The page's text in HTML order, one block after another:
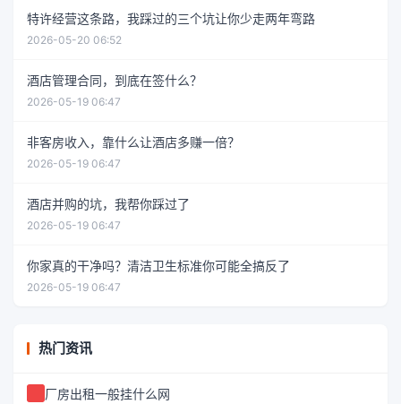
特许经营这条路，我踩过的三个坑让你少走两年弯路
2026-05-20 06:52
酒店管理合同，到底在签什么？
2026-05-19 06:47
非客房收入，靠什么让酒店多赚一倍？
2026-05-19 06:47
酒店并购的坑，我帮你踩过了
2026-05-19 06:47
你家真的干净吗？清洁卫生标准你可能全搞反了
2026-05-19 06:47
热门资讯
厂房出租一般挂什么网